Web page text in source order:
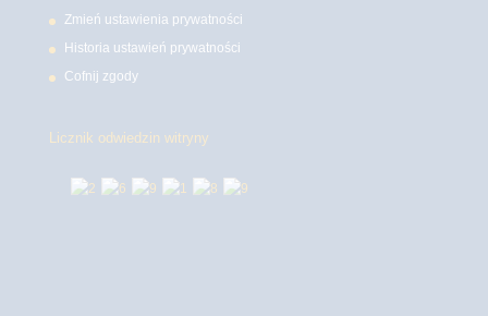
Zmień ustawienia prywatności
Historia ustawień prywatności
Cofnij zgody
Licznik odwiedzin witryny